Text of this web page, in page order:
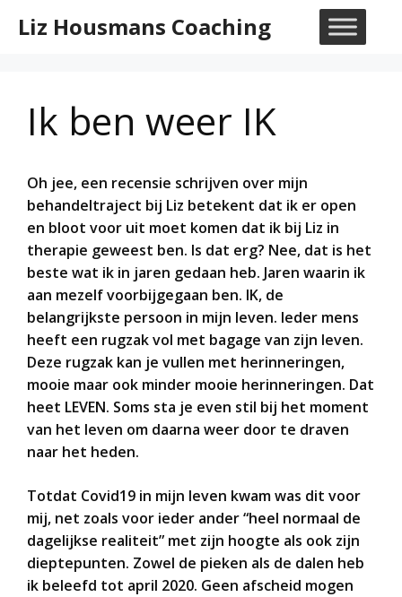
naarLiz Housmans Coaching
Ik ben weer IK
Oh jee, een recensie schrijven over mijn
behandeltraject bij Liz betekent dat ik er open
en bloot voor uit moet komen dat ik bij Liz in
therapie geweest ben. Is dat erg? Nee, dat is het
beste wat ik in jaren gedaan heb. Jaren waarin ik
aan mezelf voorbijgegaan ben. IK, de
belangrijkste persoon in mijn leven. Ieder mens
heeft een rugzak vol met bagage van zijn leven.
Deze rugzak kan je vullen met herinneringen,
mooie maar ook minder mooie herinneringen. Dat
heet LEVEN. Soms sta je even stil bij het moment
van het leven om daarna weer door te draven
naar het heden.
Totdat Covid19 in mijn leven kwam was dit voor
mij, net zoals voor ieder ander “heel normaal de
dagelijkse realiteit” met zijn hoogte als ook zijn
dieptepunten. Zowel de pieken als de dalen heb
ik beleefd tot april 2020. Geen afscheid mogen